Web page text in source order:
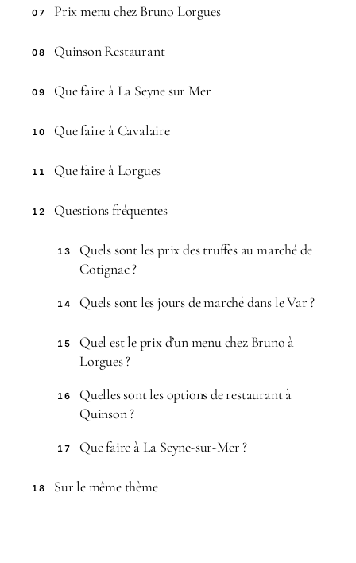
07 Prix menu chez Bruno Lorgues
08 Quinson Restaurant
09 Que faire à La Seyne sur Mer
10 Que faire à Cavalaire
11 Que faire à Lorgues
12 Questions fréquentes
13
Quels sont les prix des truffes au marché de
Cotignac ?
14 Quels sont les jours de marché dans le Var ?
15
Quel est le prix d’un menu chez Bruno à
Lorgues ?
16
Quelles sont les options de restaurant à
Quinson ?
17 Que faire à La Seyne-sur-Mer ?
18 Sur le même thème